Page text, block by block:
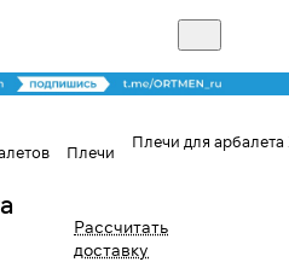
Плечи
Плечи для
Рассчитать
доставку